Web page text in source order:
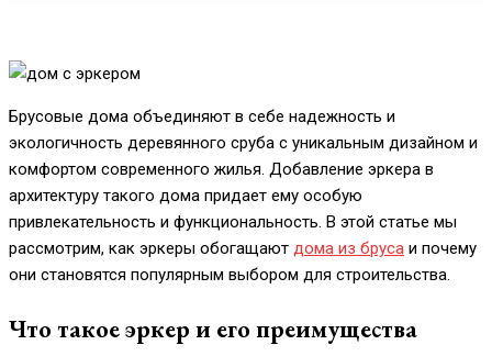
Брусовые дома объединяют в себе надежность и
экологичность деревянного сруба с уникальным дизайном и
комфортом современного жилья. Добавление эркера в
архитектуру такого дома придает ему особую
привлекательность и функциональность. В этой статье мы
рассмотрим, как эркеры обогащают дома из бруса и почему
они становятся популярным выбором для строительства.
Что такое эркер и его преимущества